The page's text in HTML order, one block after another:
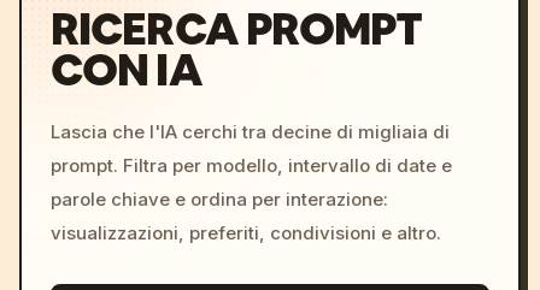
RICERCA PROMPT
CON IA
Lascia che l'IA cerchi tra decine di migliaia di
prompt. Filtra per modello, intervallo di date e
parole chiave e ordina per interazione:
visualizzazioni, preferiti, condivisioni e altro.